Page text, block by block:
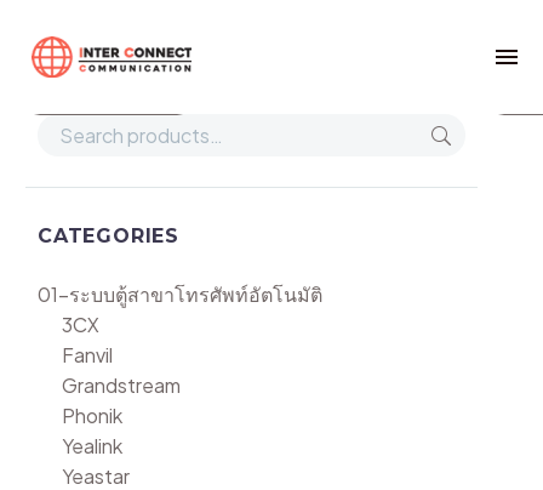
Home
CATEGORIES
01-ระบบตู้สาขาโทรศัพท์อัตโนมัติ
3CX
Fanvil
Grandstream
Phonik
Yealink
Yeastar